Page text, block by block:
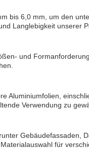
bis 6,0 mm, um den
Langlebigkeit unserer
und
Aluminiumfolien,
Verwendung zu
Gebäudefassaden,
für